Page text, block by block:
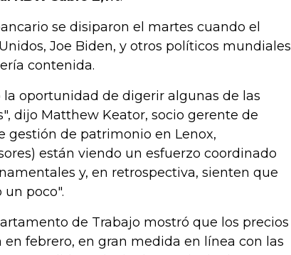
se disiparon el martes cuando el
Joe Biden, y otros políticos mundiales
contenida.
oportunidad de digerir algunas de las
dijo Matthew Keator, socio gerente de
gestión de patrimonio en Lenox,
están viendo un esfuerzo coordinado
y, en retrospectiva, sienten que
un poco".
de Trabajo mostró que los precios
febrero, en gran medida en línea con las